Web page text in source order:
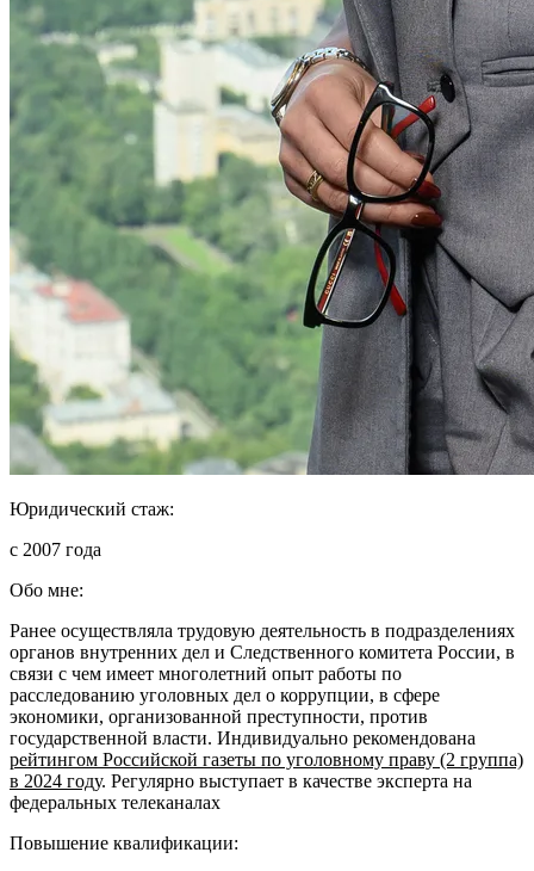
Юридический стаж:
с 2007 года
Обо мне:
Ранее осуществляла трудовую деятельность в подразделениях
органов внутренних дел и Следственного комитета России, в
связи с чем имеет многолетний опыт работы по
расследованию уголовных дел о коррупции, в сфере
экономики, организованной преступности, против
государственной власти. Индивидуально рекомендована
рейтингом Российской газеты по уголовному праву (2 группа)
в 2024 году. Регулярно выступает в качестве эксперта на
федеральных телеканалах
Повышение квалификации: